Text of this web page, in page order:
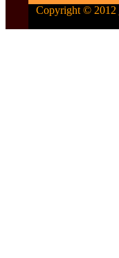
Copyright © 2012